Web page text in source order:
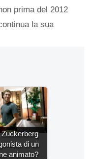
prima del 2012
la sua
di un
animato?